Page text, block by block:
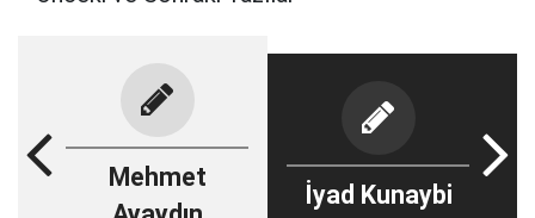
Mehmet
İyad Kunaybi